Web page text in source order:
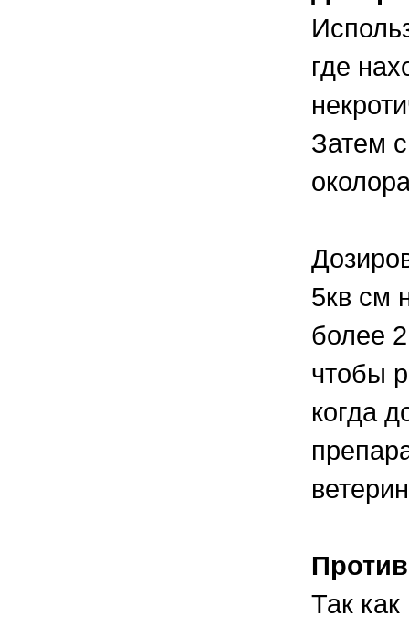
где
Затем
5кв см
более
чтобы
когда
Так